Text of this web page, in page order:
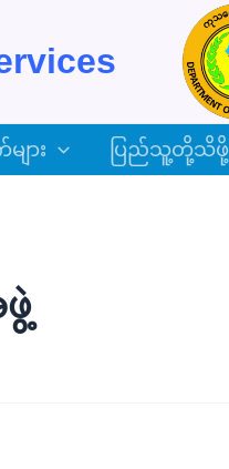
ျား ပြည်သူ့တို့သိဖို့
ဖွဲ့